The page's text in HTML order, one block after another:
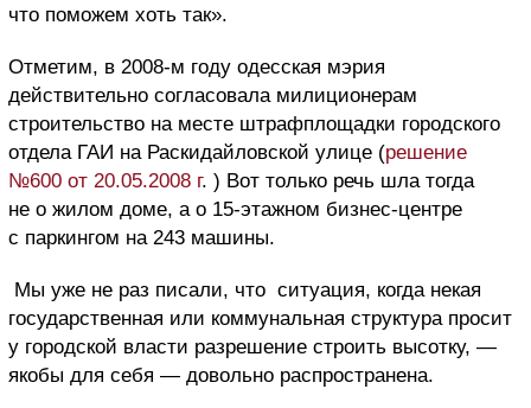
что поможем хоть так».
Отметим, в 2008-м году одесская мэрия
действительно согласовала милиционерам
строительство на месте штрафплощадки городского
отдела ГАИ на Раскидайловской улице (решение
№600 от 20.05.2008 г. ) Вот только речь шла тогда
не о жилом доме, а о 15-этажном бизнес-центре
с паркингом на 243 машины.
Мы уже не раз писали, что ситуация, когда некая
государственная или коммунальная структура просит
у городской власти разрешение строить высотку, —
якобы для себя — довольно распространена.